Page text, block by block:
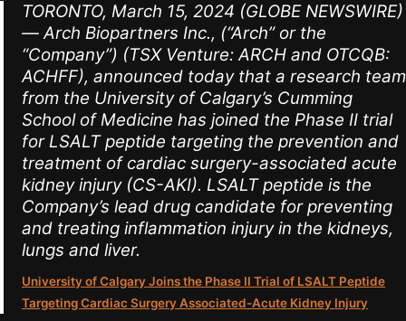
TORONTO, March 15, 2024 (GLOBE NEWSWIRE)
— Arch Biopartners Inc., (“Arch” or the
“Company”) (TSX Venture: ARCH and OTCQB:
ACHFF), announced today that a research team
from the University of Calgary’s Cumming
School of Medicine has joined the Phase II trial
for LSALT peptide targeting the prevention and
treatment of cardiac surgery-associated acute
kidney injury (CS-AKI). LSALT peptide is the
Company’s lead drug candidate for preventing
and treating inflammation injury in the kidneys,
lungs and liver.
University of Calgary Joins the Phase II Trial of LSALT Peptide
Targeting Cardiac Surgery Associated-Acute Kidney Injury